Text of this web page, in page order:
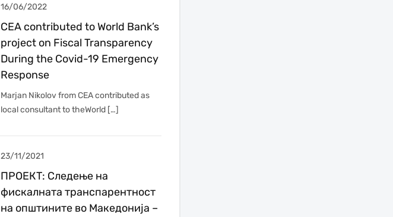
16/06/2022
CEA contributed to World Bank’s
project on Fiscal Transparency
During the Covid-19 Emergency
Response
Marjan Nikolov from CEA contributed as
local consultant to theWorld […]
23/11/2021
ПРОЕКТ: Следење на
фискалната транспарентност
на општините во Македонија –